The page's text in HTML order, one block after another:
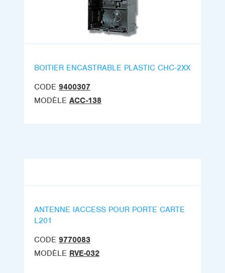
BOITIER ENCASTRABLE PLASTIC CHC-2XX
CODE 9400307
MODÈLE ACC-138
ANTENNE IACCESS POUR PORTE CARTE
L201
CODE 9770083
MODÈLE RVE-032